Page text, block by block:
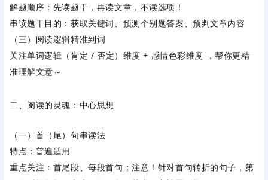
解题顺序：先读题干，再读文章，不读选项！
串读题干目的：获取关键词、预测个别题答案、预判文章内容
（三）阅读逻辑精准到词
关注单词逻辑（肯定 / 否定）维度 + 感情色彩维度 ，帮你更精
准理解文意～
二、阅读的灵魂：中心思想
（一）首（尾）句串读法
特点：普遍适用
重点关注：首尾段、每段首句；注意！针对首句转折的句子，第